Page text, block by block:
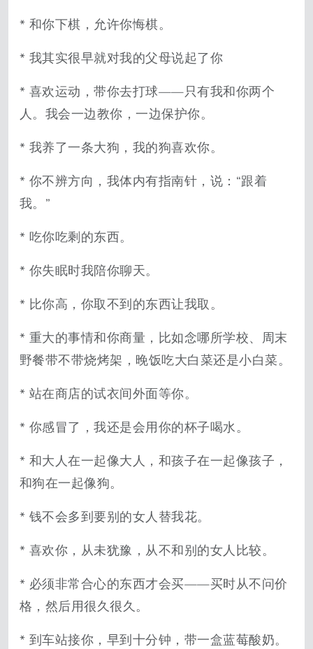
* 和你下棋，允许你悔棋。
* 我其实很早就对我的父母说起了你
* 喜欢运动，带你去打球——只有我和你两个
人。我会一边教你，一边保护你。
* 我养了一条大狗，我的狗喜欢你。
* 你不辨方向，我体内有指南针，说：“跟着
我。”
* 吃你吃剩的东西。
* 你失眠时我陪你聊天。
* 比你高，你取不到的东西让我取。
* 重大的事情和你商量，比如念哪所学校、周末
野餐带不带烧烤架，晚饭吃大白菜还是小白菜。
* 站在商店的试衣间外面等你。
* 你感冒了，我还是会用你的杯子喝水。
* 和大人在一起像大人，和孩子在一起像孩子，
和狗在一起像狗。
* 钱不会多到要别的女人替我花。
* 喜欢你，从未犹豫，从不和别的女人比较。
* 必须非常合心的东西才会买——买时从不问价
格，然后用很久很久。
* 到车站接你，早到十分钟，带一盒蓝莓酸奶。